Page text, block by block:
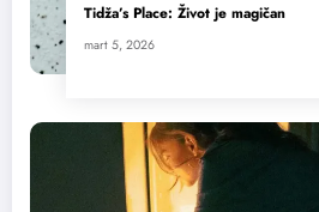
Tidža’s Place: Život je magičan
mart 5, 2026